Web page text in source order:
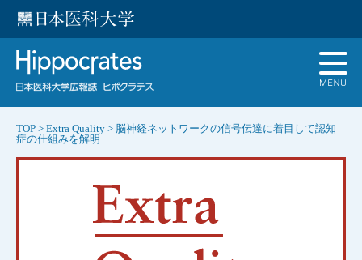
TOP > Extra Quality > 脳神経ネットワークの信号伝達に着目して認知
症の仕組みを解明